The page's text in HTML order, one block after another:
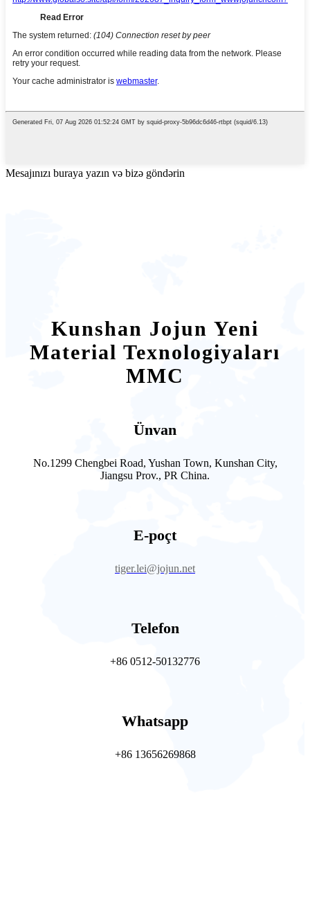
Mesajınızı buraya yazın və bizə göndərin
Kunshan Jojun Yeni
Material Texnologiyaları
MMC
Ünvan
No.1299 Chengbei Road, Yushan Town, Kunshan City,
Jiangsu Prov., PR China.
E-poçt
tiger.lei@jojun.net
Telefon
+86 0512-50132776
Whatsapp
+86 13656269868